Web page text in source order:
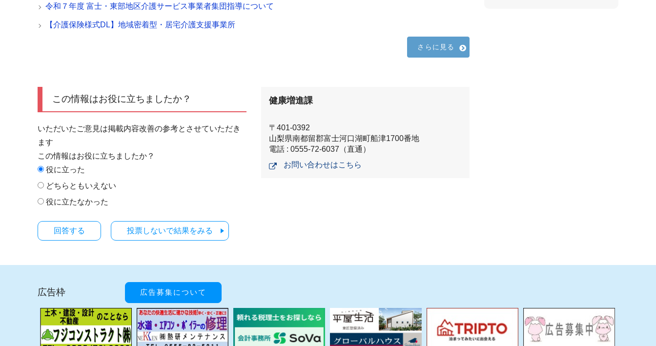
令和７年度 富士・東部地区介護サービス事業者集団指導について
【介護保険様式DL】地域密着型・居宅介護支援事業所
さらに見る
この情報はお役に立ちましたか？
いただいたご意見は掲載内容改善の参考とさせていただき
ます
この情報はお役に立ちましたか？
役に立った
どちらともいえない
役に立たなかった
投票しないで結果をみる
健康増進課
〒401-0392
山梨県南都留郡富士河口湖町船津1700番地
電話 : 0555-72-6037（直通）
お問い合わせはこちら
広告枠 広告募集について